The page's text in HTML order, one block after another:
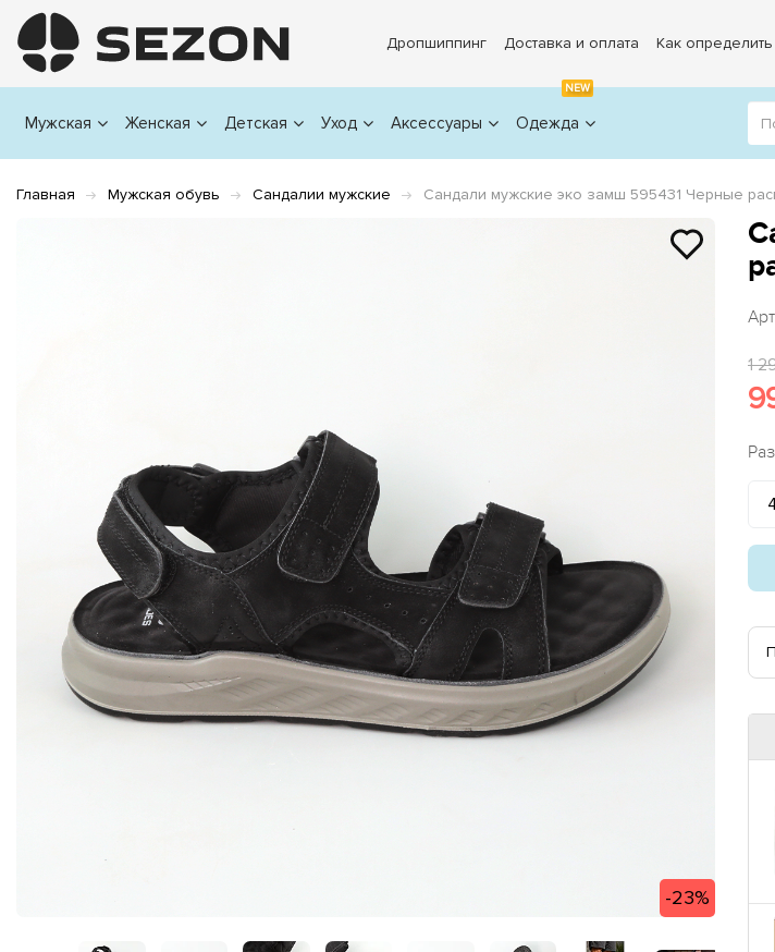
Дропшиппинг Доставка и оплата Как
Мужская Женская Детская Уход Аксессуары
NEW
Одежда
Главная Мужская обувь Сандалии мужские Сандали мужские эко замш 595431 Черные
-23%
1